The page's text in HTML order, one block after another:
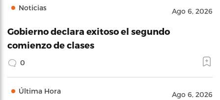
Noticias Ago 6, 2026
Gobierno declara exitoso el segundo
comienzo de clases
0
Última Hora Ago 6, 2026